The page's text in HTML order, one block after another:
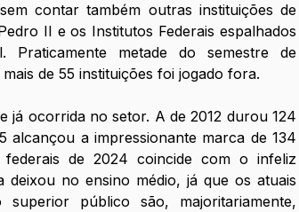
contar também outras instituições de
II e os Institutos Federais espalhados
Praticamente metade do semestre de
de 55 instituições foi jogado fora.
já ocorrida no setor. A de 2012 durou 124
alcançou a impressionante marca de 134
de 2024 coincide com o infeliz
deixou no ensino médio, já que os atuais
superior público são, majoritariamente,